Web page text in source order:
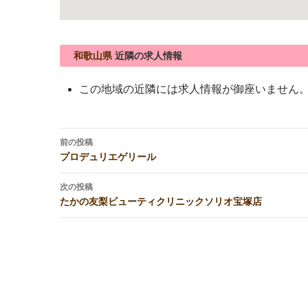
和歌山県近隣の求人情報
この地域の近隣には求人情報が御座いません
投
稿
ナ
ビ
ゲ
ー
前の投稿
プロデュリエゲリール
次の投稿
たかの友梨ビューティクリニックソリオ宝塚店